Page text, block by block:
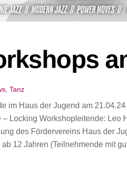
, Tanz
im Haus der Jugend am
– Locking Workshopleitende: Leo
des Fördervereins Haus der
12 Jahren (Teilnehmende mit